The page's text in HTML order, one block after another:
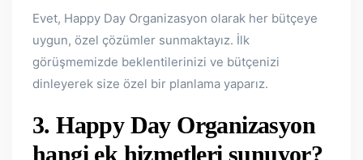
Evet, Happy Day Organizasyon olarak her bütçeye
uygun, özel çözümler sunmaktayız. İlk
görüşmemizde beklentilerinizi ve bütçenizi
dinleyerek size özel bir planlama yaparız.
3. Happy Day Organizasyon
hangi ek hizmetleri sunuyor?